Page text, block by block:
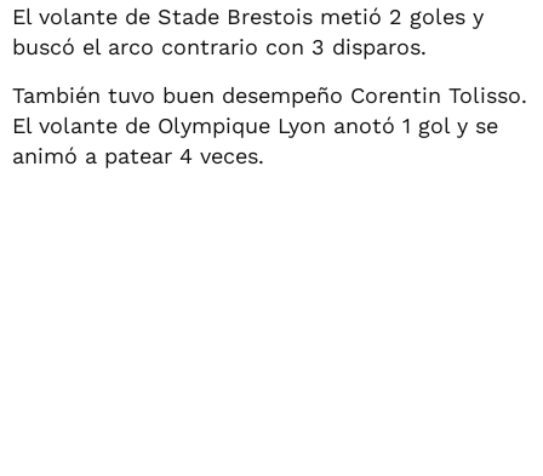
El volante de Stade Brestois metió 2 goles y
buscó el arco contrario con 3 disparos.
También tuvo buen desempeño Corentin Tolisso.
El volante de Olympique Lyon anotó 1 gol y se
animó a patear 4 veces.